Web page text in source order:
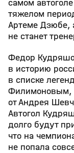
самом
тяжелом
Артеме Дзюбе,
не станет
Федор
в историю
в списке
Филимоновым,
от Андрея
Автогол
долго будут
что на
не попала